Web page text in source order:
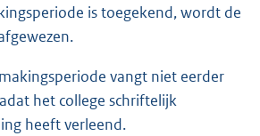
is toegekend, wordt de
vangt niet eerder
het college schriftelijk
heeft verleend.